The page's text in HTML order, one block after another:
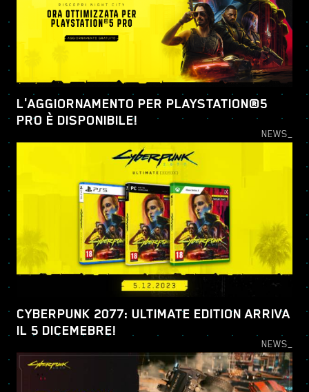
L'AGGIORNAMENTO PER PLAYSTATION®5
PRO È DISPONIBILE!
NEWS_
CYBERPUNK 2077: ULTIMATE EDITION ARRIVA
IL 5 DICEMEBRE!
NEWS_